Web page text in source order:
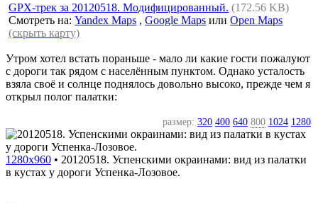
GPX-трек за 20120518. Модифицированный. (172.56 KB)
Смотреть на:Yandex Maps ,Google Maps илиOpen Maps
(скрыть карту)
Утром хотел встать пораньше - мало ли какие гости пожалуют
с дороги так рядом с населённым пунктом. Однако усталость
взяла своё и солнце поднялось довольно высоко, прежде чем я
открыл полог палатки:
размер: 320 400 640 800 1024 1280
1280x960 • 20120518. Успенскими окраинами: вид из палатки
в кустах у дороги Успенка-Лозовое.